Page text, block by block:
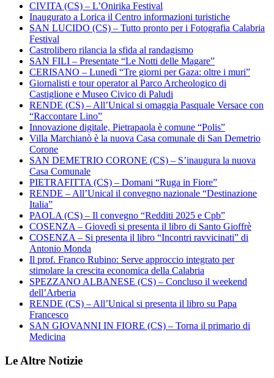
CIVITA (CS) – L’Onirika Festival
Inaugurato a Lorica il Centro informazioni turistiche
SAN LUCIDO (CS) – Tutto pronto per i Fotografia Calabria
Festival
Castrolibero rilancia la sfida al randagismo
SAN FILI – Presentate “Le Notti delle Magare”
CERISANO – Lunedì “Tre giorni per Gaza: oltre i muri”
Giornalisti e tour operator al Parco Archeologico di
Castiglione e Museo Civico di Paludi
RENDE (CS) – All’Unical si omaggia Pasquale Versace con
“Raccontare Lino”
Innovazione digitale, Pietrapaola è comune “Polis”
Villa Marchianò è la nuova Casa comunale di San Demetrio
Corone
SAN DEMETRIO CORONE (CS) – S’inaugura la nuova
Casa Comunale
PIETRAFITTA (CS) – Domani “Ruga in Fiore”
RENDE – All’Unical il convegno nazionale “Destinazione
Italia”
PAOLA (CS) – Il convegno “Redditi 2025 e Cpb”
COSENZA – Giovedì si presenta il libro di Santo Gioffrè
COSENZA – Si presenta il libro “Incontri ravvicinati” di
Antonio Monda
Il prof. Franco Rubino: Serve approccio integrato per
stimolare la crescita economica della Calabria
SPEZZANO ALBANESE (CS) – Concluso il weekend
dell’Arberia
RENDE (CS) – All’Unical si presenta il libro su Papa
Francesco
SAN GIOVANNI IN FIORE (CS) – Torna il primario di
Medicina
Le Altre Notizie